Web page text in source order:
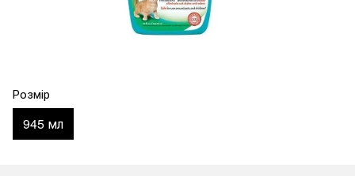
Розмір
945 мл